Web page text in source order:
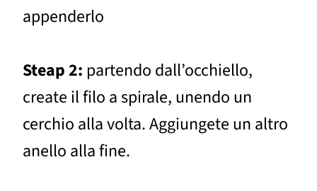
appenderlo
Steap 2: partendo dall’occhiello,
create il filo a spirale, unendo un
cerchio alla volta. Aggiungete un altro
anello alla fine.